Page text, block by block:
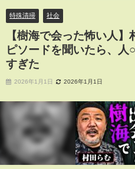
特殊清掃 社会
【樹海で会った怖い人
ピソードを聞いたら、
すぎた
2026年1月1日 2026年1月1日